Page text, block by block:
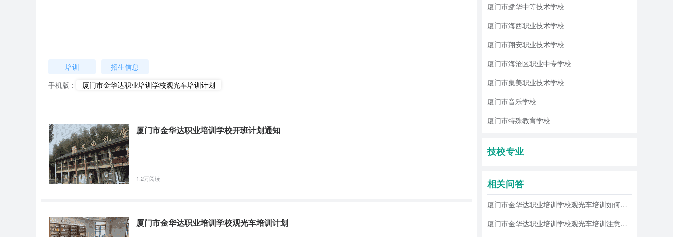
如果你正在寻找一项能够帮助你驾驶观光车的培训课程，那么欢迎来到我们的网站— ***。我们有许多适合新手入门的项目可供选择，希望能
够帮到你们。
培训
招生信息
手机版：
厦门市金华达职业培训学校观光车培训计划
厦门市金华达职业培训学校开班计划通知
1.2万阅读
厦门市金华达职业培训学校观光车培训计划
厦门市鹭华中等技术学校
厦门市海西职业技术学校
厦门市翔安职业技术学校
厦门市海沧区职业中专学校
厦门市集美职业技术学校
厦门市音乐学校
厦门市特殊教育学校
技校专业
相关问答
厦门市金华达职业培训学校观光车培训如何操作观光车
厦门市金华达职业培训学校观光车培训注意事项